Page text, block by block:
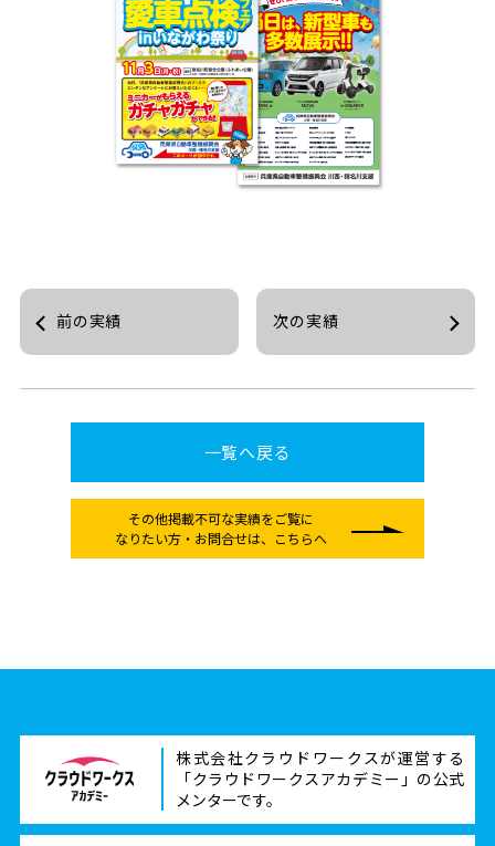
前の実績 次の実績
一覧へ戻る
その他掲載不可な実績をご覧に
なりたい方 ・お問合せは、こちらへ
株式会社クラウドワークスが運営する
「クラウドワークスアカデミー」の公式
メンターです。